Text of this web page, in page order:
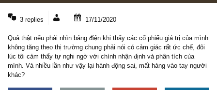
3 replies 17/11/2020
Quả thật nếu phải nhìn bảng điện khi thấy các cổ phiếu giá trị của
không tăng theo thị trường chung phải nói có cảm giác rất ức